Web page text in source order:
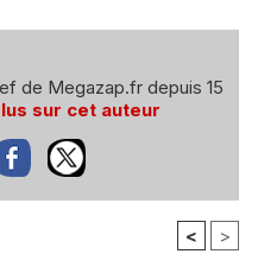
de Megazap.fr depuis 15
sur cet auteur
< >